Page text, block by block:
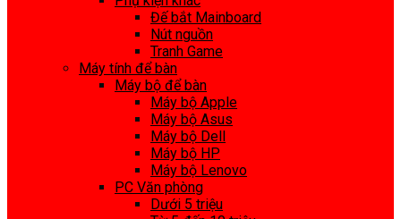
Đế bắt Mainboard
Nút nguồn
Tranh Game
Máy tính để bàn
Máy bộ để bàn
Máy bộ Apple
Máy bộ Asus
Máy bộ Dell
Máy bộ HP
Máy bộ Lenovo
PC Văn phòng
Dưới 5 triệu